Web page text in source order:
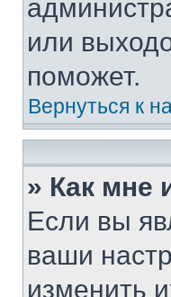
или
поможет.
Вернуться к
» Как мне
Если вы
ваши
изменить